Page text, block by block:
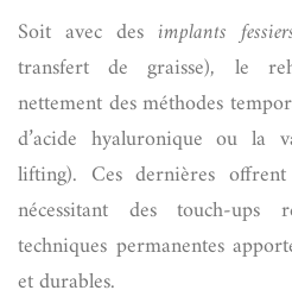
Soit avec des implants
transfert de graisse), le
nettement des méthodes
d’acide hyaluronique ou la
lifting). Ces dernières offrent
nécessitant des touch-
techniques permanentes
et durables.